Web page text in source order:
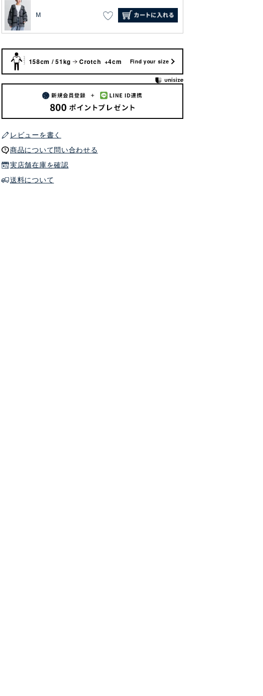
M
158cm / 51kg Crotch +4cm Find your size
レビューを書く
商品について問い合わせる
実店舗在庫を確認
送料について